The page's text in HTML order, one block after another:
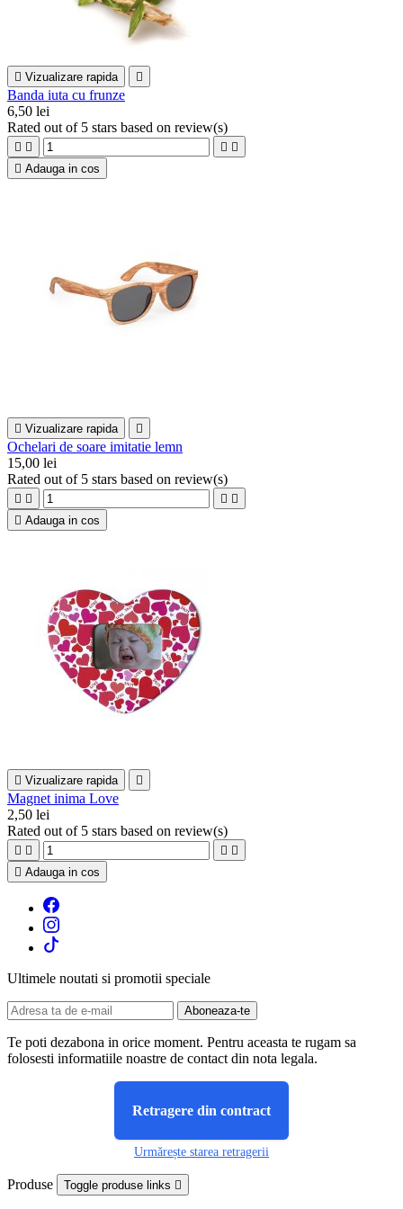
 Vizualizare rapida 
Banda iuta cu frunze
6,50 lei
Rated out of 5 stars based on review(s)
   
 Adauga in cos
 Vizualizare rapida 
Ochelari de soare imitatie lemn
15,00 lei
Rated out of 5 stars based on review(s)
   
 Adauga in cos
 Vizualizare rapida 
Magnet inima Love
2,50 lei
Rated out of 5 stars based on review(s)
   
 Adauga in cos
Ultimele noutati si promotii speciale
Te poti dezabona in orice moment. Pentru aceasta te rugam sa
folosesti informatiile noastre de contact din nota legala.
Retragere din contract
Urmărește starea retragerii
Produse Toggle produse links 